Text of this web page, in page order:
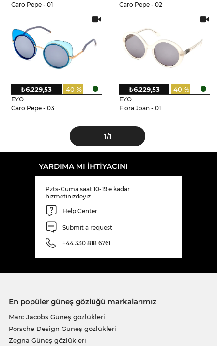
Caro Pepe - 01
Caro Pepe - 02
EYO
Caro Pepe - 03
40 %
₺6.229,53
EYO
Flora Joan - 01
40 %
₺6.229,53
1/1
YARDIMA MI IHTIYACINI
Pzts-Cuma saat 10-19 e kadar
hizmetinizdeyiz
Help Center
Submit a request
+44 330 818 6761
En popüler güneş gözlüğü markalarımız
Marc Jacobs Güneş gözlükleri
Porsche Design Güneş gözlükleri
Zegna Güneş gözlükleri